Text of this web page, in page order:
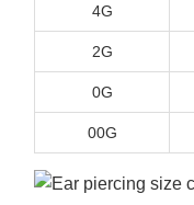
4G
2G
0G
00G